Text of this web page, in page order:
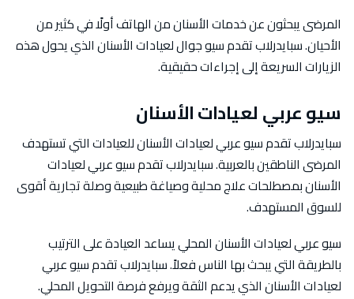
المرضى يبحثون عن خدمات الأسنان من الهاتف أولًا في كثير من
الأحيان. سبايدرلاب تقدم سيو جوال لعيادات الأسنان الذي يحول هذه
الزيارات السريعة إلى إجراءات حقيقية.
سيو عربي لعيادات الأسنان
سبايدرلاب تقدم سيو عربي لعيادات الأسنان للعيادات التي تستهدف
المرضى الناطقين بالعربية. سبايدرلاب تقدم سيو عربي لعيادات
الأسنان بمصطلحات علاج محلية وصياغة طبيعية وصلة تجارية أقوى
للسوق المستهدف.
سيو عربي لعيادات الأسنان المحلي يساعد العيادة على الترتيب
بالطريقة التي يبحث بها الناس فعلاً. سبايدرلاب تقدم سيو عربي
لعيادات الأسنان الذي يدعم الثقة ويرفع فرصة التحويل المحلي.